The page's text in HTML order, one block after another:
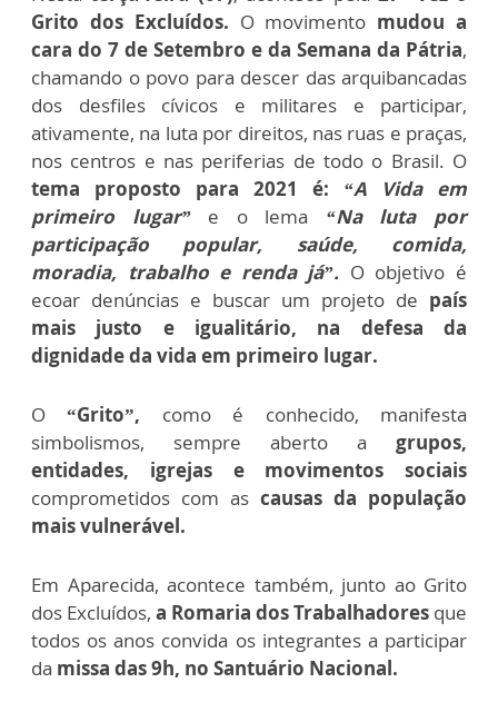
Grito dos Excluídos. O movimento mudou a
cara do 7 de Setembro e da Semana da Pátria,
chamando o povo para descer das arquibancadas
dos desfiles cívicos e militares e participar,
ativamente, na luta por direitos, nas ruas e praças,
nos centros e nas periferias de todo o Brasil. O
tema proposto para 2021 é: “A Vida em
primeiro lugar” e o lema “Na luta por
participação popular, saúde, comida,
moradia, trabalho e renda já”. O objetivo é
ecoar denúncias e buscar um projeto de país
mais justo e igualitário, na defesa da
dignidade da vida em primeiro lugar.
O“Grito”, como é conhecido, manifesta
simbolismos, sempre aberto a grupos,
entidades, igrejas e movimentos sociais
comprometidos com as causas da população
mais vulnerável.
Em Aparecida, acontece também, junto ao Grito
dos Excluídos, a Romaria dos Trabalhadores que
todos os anos convida os integrantes a participar
da missa das 9h, no Santuário Nacional.